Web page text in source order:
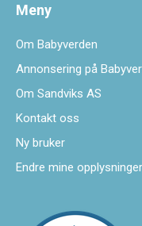
Meny
Om Babyverden
Annonsering på
Om Sandviks AS
Kontakt oss
Ny bruker
Endre mine opplysninger